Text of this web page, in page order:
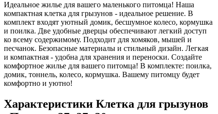
Идеальное жилье для вашего маленького питомца! Наша
компактная клетка для грызунов - идеальное решение. В
комплект входят уютный домик, бесшумное колесо, кормушка
и поилка. Две удобные дверцы обеспечивают легкий доступ
ко всему содержимому. Подходит для хомяков, мышей и
песчанок. Безопасные материалы и стильный дизайн. Легкая
и компактная - удобна для хранения и переноски. Создайте
комфортное жилье для вашего питомца! В комплекте: поилка,
домик, тоннель, колесо, кормушка. Вашему питомцу будет
комфортно и уютно!
Характеристики Клетка для грызунов